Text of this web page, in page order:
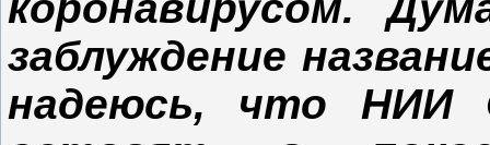
заблуждение
надеюсь, что НИИ